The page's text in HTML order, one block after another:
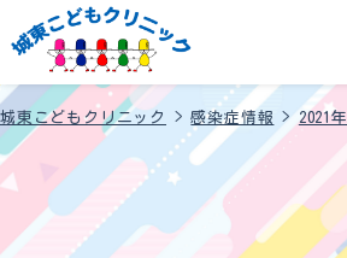
城東こどもクリニック >感染症情報 > 2021年